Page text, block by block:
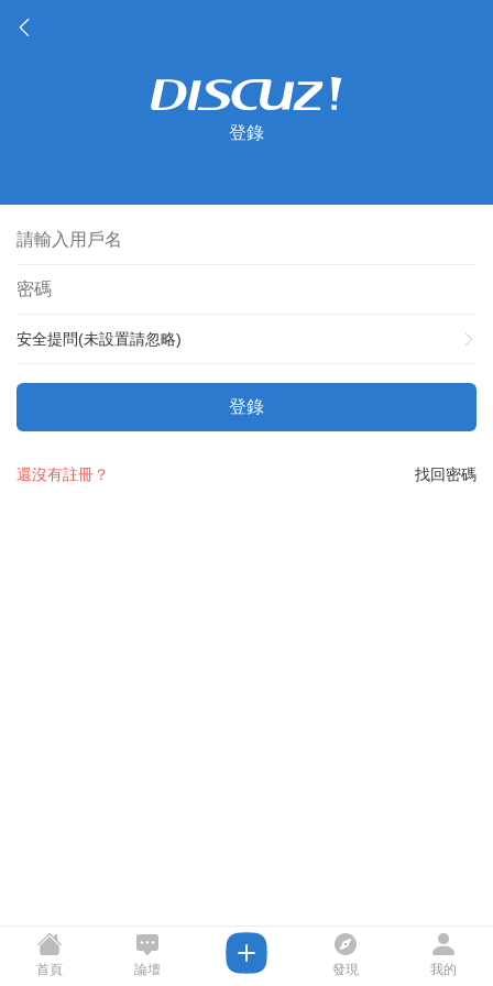
登錄
安全提問(未設置請忽略)
登錄
找回密碼
還沒有註冊？
首頁 論壇 發現 我的